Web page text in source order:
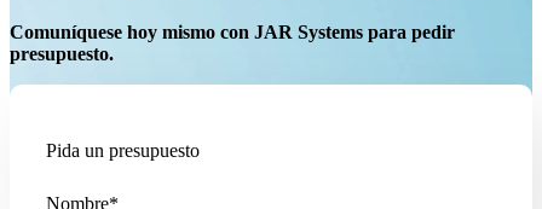
Comuníquese hoy mismo con JAR Systems para pedir
presupuesto.
Pida un presupuesto
Nombre*